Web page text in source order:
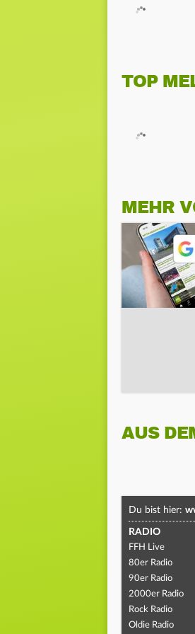
TOP
MEHR
AUS
Du bist hier:
RADIO
FFH Live
80er Radio
90er Radio
2000er Radio
Rock Radio
Oldie Radio